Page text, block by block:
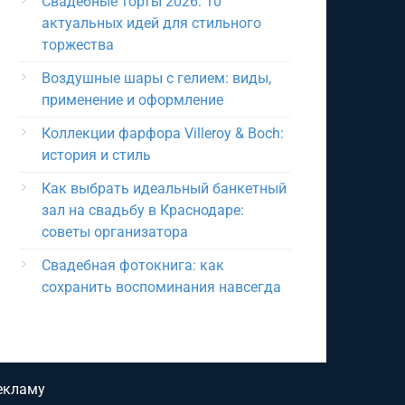
актуальных идей для стильного
торжества
Воздушные шары с гелием: виды,
применение и оформление
Коллекции фарфора Villeroy & Boch:
история и стиль
Как выбрать идеальный банкетный
зал на свадьбу в Краснодаре:
советы организатора
Свадебная фотокнига: как
сохранить воспоминания навсегда